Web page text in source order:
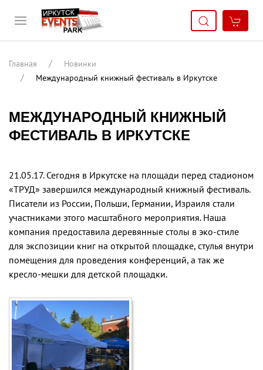
Главная
Новинки
Международный книжный фестиваль в Иркутске
МЕЖДУНАРОДНЫЙ КНИЖНЫЙ
ФЕСТИВАЛЬ В ИРКУТСКЕ
21.05.17. Сегодня в Иркутске на площади перед стадионом
«ТРУД» завершился международный книжный фестиваль.
Писатели из России, Польши, Германии, Израиля стали
участниками этого масштабного мероприятия. Наша
компания предоставила деревянные столы в эко-стиле
для экспозиции книг на открытой площадке, стулья внутри
помещения для проведения конференций, а так же
кресло-мешки для детской площадки.